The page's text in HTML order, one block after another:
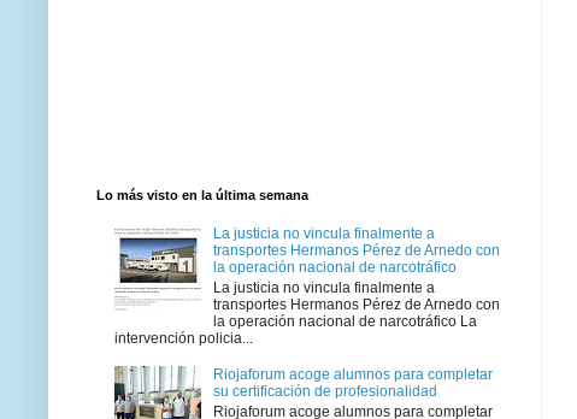
Lo más visto en la última semana
La justicia no vincula finalmente a
transportes Hermanos Pérez de Arnedo con
la operación nacional de narcotráfico
La justicia no vincula finalmente a
transportes Hermanos Pérez de Arnedo con
la operación nacional de narcotráfico La
intervención policia...
Riojaforum acoge alumnos para completar
su certificación de profesionalidad
Riojaforum acoge alumnos para completar